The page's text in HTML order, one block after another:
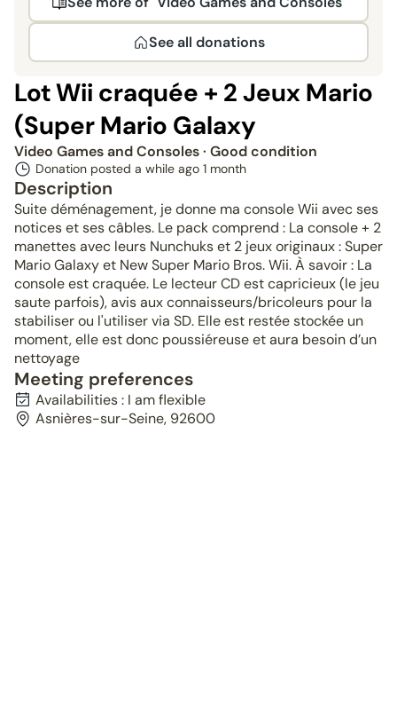
See all donations
Lot Wii craquée + 2 Jeux Mario
(Super Mario Galaxy
Video Games and Consoles· Good condition
Donation posted a while ago 1 month
Description
Suite déménagement, je donne ma console Wii avec ses
notices et ses câbles. Le pack comprend : La console + 2
manettes avec leurs Nunchuks et 2 jeux originaux : Super
Mario Galaxy et New Super Mario Bros. Wii. À savoir : La
console est craquée. Le lecteur CD est capricieux (le jeu
saute parfois), avis aux connaisseurs/bricoleurs pour la
stabiliser ou l'utiliser via SD. Elle est restée stockée un
moment, elle est donc poussiéreuse et aura besoin d’un
nettoyage
Meeting preferences
Availabilities : I am flexible
Asnières-sur-Seine, 92600